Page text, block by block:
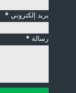
بريد إلكتروني *
رسالة *